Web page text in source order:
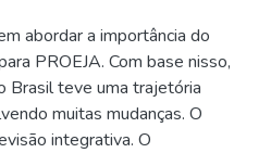
abordar a importância do
PROEJA. Com base nisso,
Brasil teve uma trajetória
muitas mudanças. O
integrativa. O